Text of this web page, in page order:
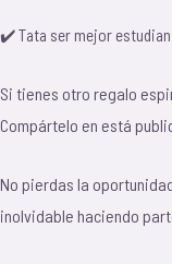
✔️ Tata ser mejor
Si tienes otro regalo
Compártelo en está
No pierdas la
inolvidable haciendo